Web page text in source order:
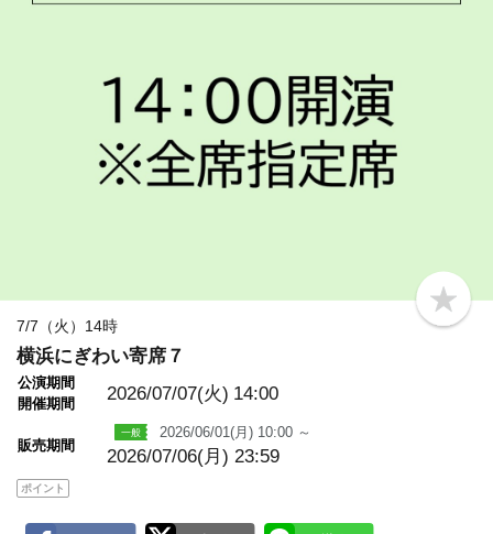
b
o
7/7（火）14時
横浜にぎわい寄席７
公演期間
開催期間
2026/07/07(火) 14:00
販売期間
2026/06/01(月) 10:00 ～
2026/07/06(月) 23:59
ポイント